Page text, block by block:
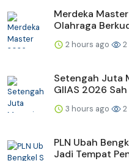
Merdeka
Olahraga
2 hours ago 2
Setengah Juta
GIIAS 2026 Sah
3 hours ago 2
PLN Ubah
Jadi Tempat